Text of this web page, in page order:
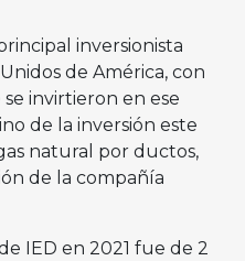
inversionista
de América, con
invirtieron en ese
de la inversión este
natural por ductos,
de la compañía
IED en 2021 fue de 2